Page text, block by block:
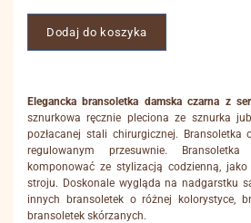
Dodaj do koszyka
Elegancka bransoletka damska czarna z
sznurkowa ręcznie pleciona ze sznurka
pozłacanej stali chirurgicznej. Bransoletka
regulowanym przesuwnie.
komponować ze stylizacją codzienną,
stroju. Doskonale wygląda na nadgarstku
innych bransoletek o różnej kolorystyce,
bransoletek skórzanych.